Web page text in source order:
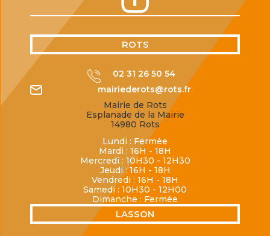
ROTS
02 31 26 50 54
mairiederots@rots.fr
Mairie de Rots
Esplanade de la Mairie
14980 Rots
Lundi : Fermée
Mardi : 16H - 18H
Mercredi : 10H30 - 12H30
Jeudi : 16H - 18H
Vendredi : 16H - 18H
Samedi : 10H30 - 12H00
Dimanche : Fermée
LASSON